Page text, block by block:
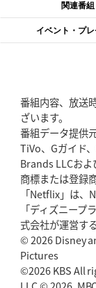
2026年6月4日(木)更新
“泣き虫先生”こと山
2026年5月21日(木)更新
狭山RG、ライチェ
ッション
2026年5月14日(木)更新
神戸、1位通過の立
「悲運の闘将」宮地
2026年4月30日(木)更新
BR東京、「ユニバ
関連番組
イベント・プレ
番組内容、放送
ざいます。
番組データ提供
TiVo、Gガイド
Brands LLCおよ
商標または登録
「Netflix」は、
「ディズニー
式会社が運営す
© 2026 Disney
Pictures
©2026 KBS All